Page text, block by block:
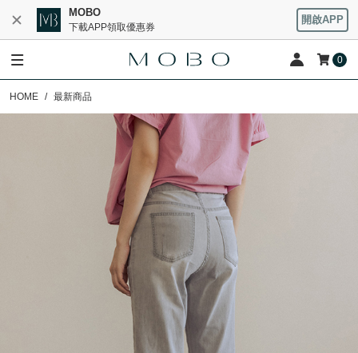
MOBO
下載APP領取優惠券
開啟APP
0
HOME 最新商品